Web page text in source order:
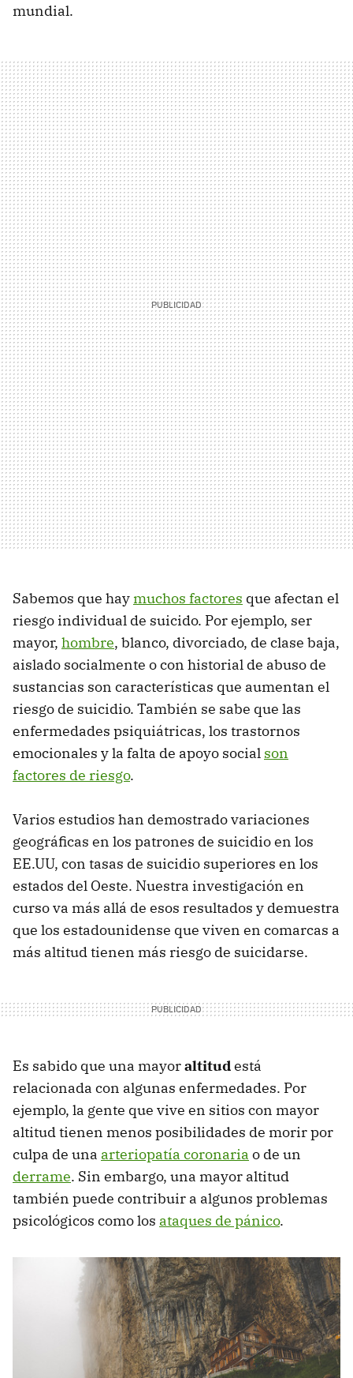
mundial.
Sabemos que haymuchos factores que afectan el
riesgo individual de suicido. Por ejemplo, ser
mayor, hombre, blanco, divorciado, de clase baja,
aislado socialmente o con historial de abuso de
sustancias son características que aumentan el
riesgo de suicidio. También se sabe que las
enfermedades psiquiátricas, los trastornos
emocionales y la falta de apoyo social son
factores de riesgo.
Varios estudios han demostrado variaciones
geográficas en los patrones de suicidio en los
EE.UU, con tasas de suicidio superiores en los
estados del Oeste. Nuestra investigación en
curso va más allá de esos resultados y demuestra
que los estadounidense que viven en comarcas a
más altitud tienen más riesgo de suicidarse.
Es sabido que una mayoraltitudestá
relacionada con algunas enfermedades. Por
ejemplo, la gente que vive en sitios con mayor
altitud tienen menos posibilidades de morir por
culpa de una arteriopatía coronaria o de un
derrame. Sin embargo, una mayor altitud
también puede contribuir a algunos problemas
psicológicos como los ataques de pánico.